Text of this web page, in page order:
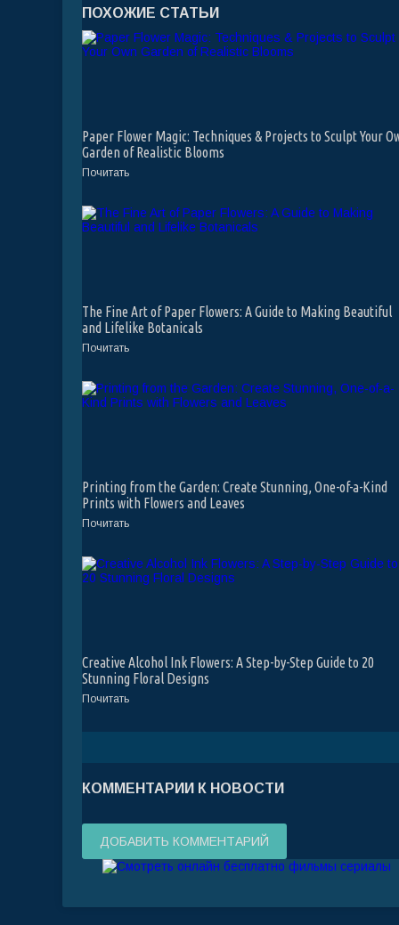
ПОХОЖИЕ СТАТЬИ
Paper Flower Magic: Techniques & Projects to Sculpt Your
Garden of Realistic Blooms
Почитать
The Fine Art of Paper Flowers: A Guide to Making Beautiful
and Lifelike Botanicals
Почитать
Printing from the Garden: Create Stunning, One-of-a-Kind
Prints with Flowers and Leaves
Почитать
Creative Alcohol Ink Flowers: A Step-by-Step Guide to 20
Stunning Floral Designs
Почитать
КОММЕНТАРИИ К НОВОСТИ
ДОБАВИТЬ КОММЕНТАРИЙ